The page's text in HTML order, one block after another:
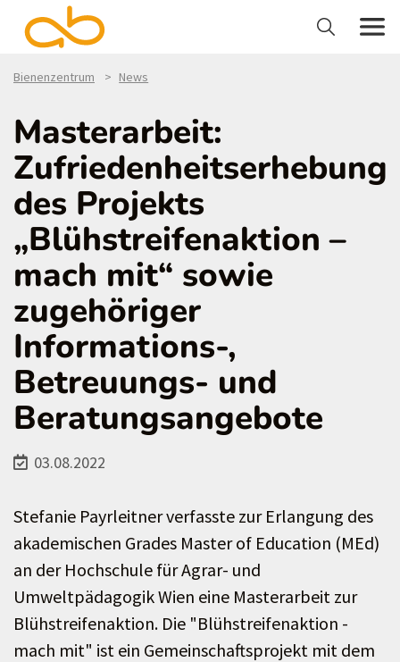
Bienenzentrum News
Masterarbeit:
Zufriedenheitserhebung
des Projekts
„Blühstreifenaktion –
mach mit“ sowie
zugehöriger
Informations-,
Betreuungs- und
Beratungsangebote
03.08.2022
Stefanie Payrleitner verfasste zur Erlangung des
akademischen Grades Master of Education (MEd)
an der Hochschule für Agrar- und
Umweltpädagogik Wien eine Masterarbeit zur
Blühstreifenaktion. Die "Blühstreifenaktion -
mach mit" ist ein Gemeinschaftsprojekt mit dem